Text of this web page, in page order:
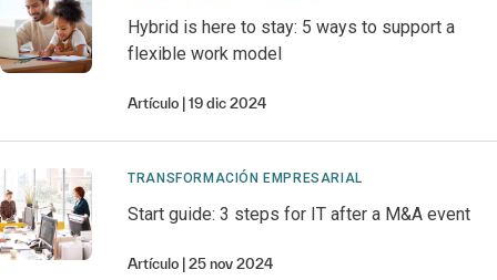
Hybrid is here to stay: 5 ways to support a
flexible work model
Artículo 19 dic 2024
TRANSFORMACIÓN EMPRESARIAL
Start guide: 3 steps for IT after a M&A event
Artículo 25 nov 2024